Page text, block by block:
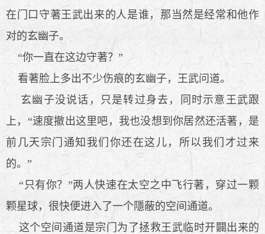
在门口守著王武出来的人是谁，那当然是经常和他作
对的玄幽子。
“你一直在这边守著？”
看著脸上多出不少伤痕的玄幽子，王武问道。
玄幽子没说话，只是转过身去，同时示意王武跟
上，“速度撤出这里吧，我也没想到你居然还活著，是
前几天宗门通知我们你还在这儿，所以我们才过来
的。”
“只有你？”两人快速在太空之中飞行著，穿过一颗
颗星球，很快便进入了一个隱蔽的空间通道。
这个空间通道是宗门为了拯救王武临时开闢出来的